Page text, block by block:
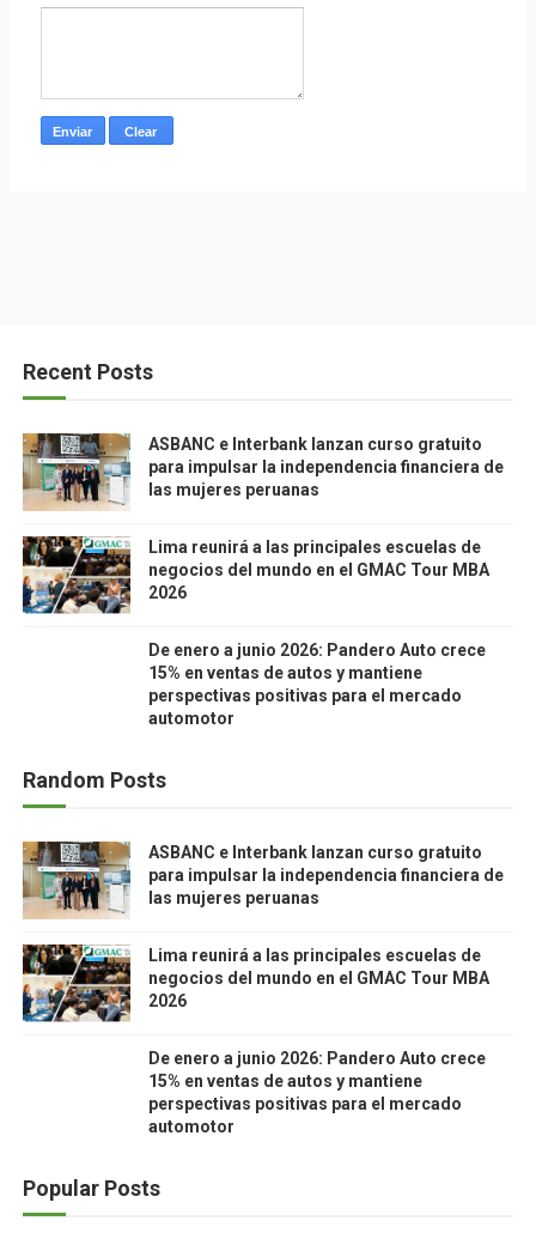
Recent Posts
ASBANC e Interbank lanzan curso gratuito
para impulsar la independencia financiera de
las mujeres peruanas
Lima reunirá a las principales escuelas de
negocios del mundo en el GMAC Tour MBA
2026
De enero a junio 2026: Pandero Auto crece
15% en ventas de autos y mantiene
perspectivas positivas para el mercado
automotor
Random Posts
ASBANC e Interbank lanzan curso gratuito
para impulsar la independencia financiera de
las mujeres peruanas
Lima reunirá a las principales escuelas de
negocios del mundo en el GMAC Tour MBA
2026
De enero a junio 2026: Pandero Auto crece
15% en ventas de autos y mantiene
perspectivas positivas para el mercado
automotor
Popular Posts